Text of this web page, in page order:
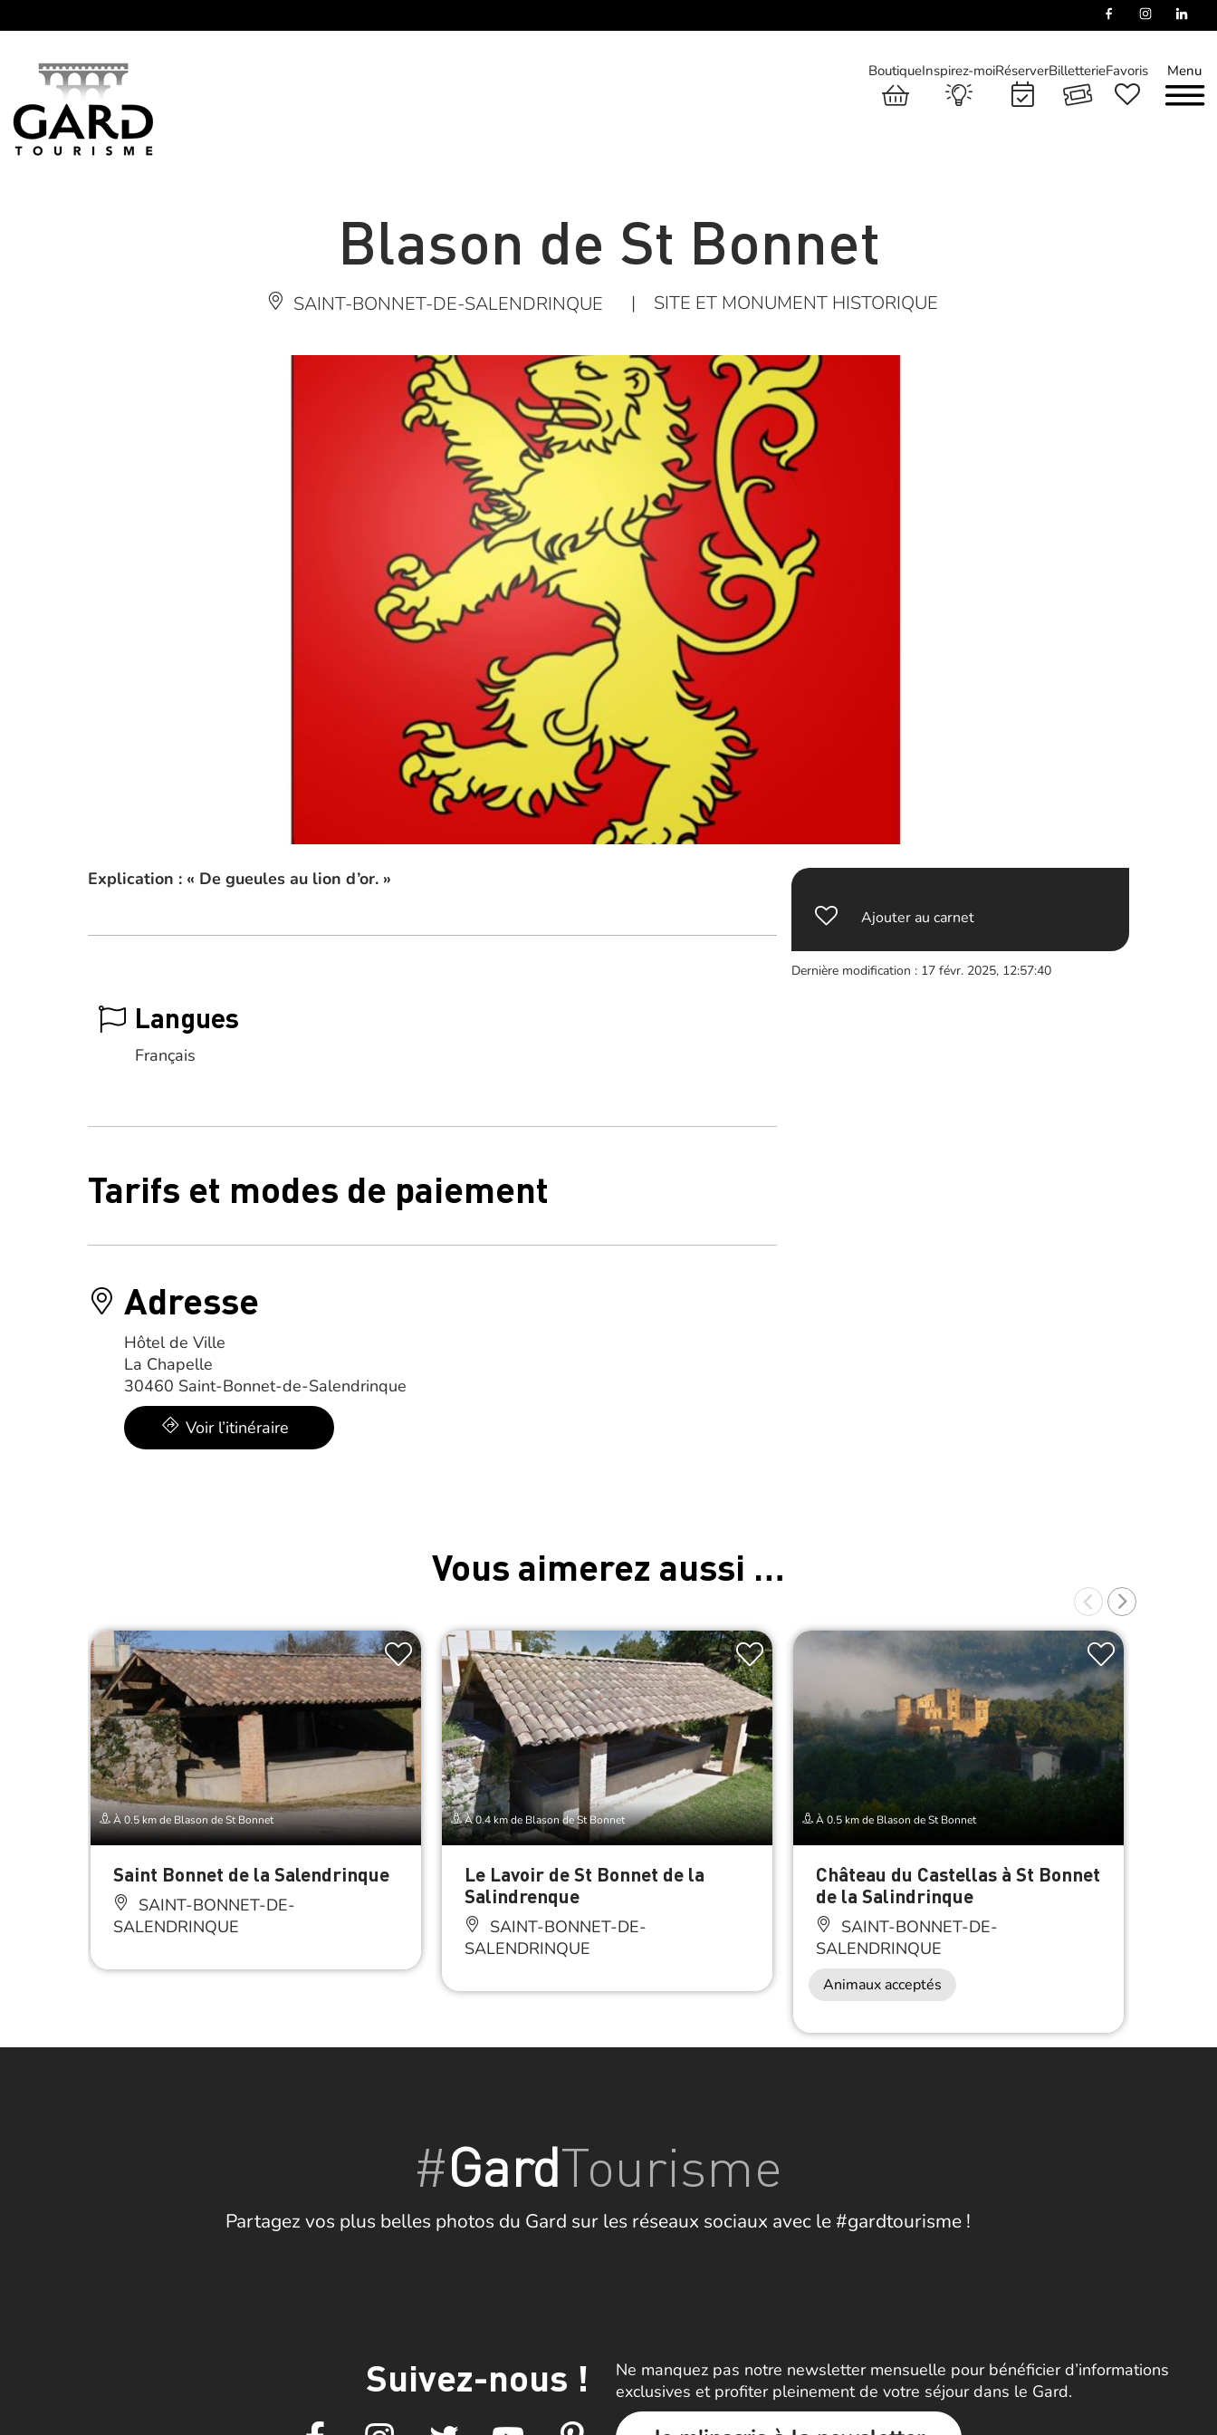
Menu
BoutiqueInspirez-moiRéserverBilletterieFavoris
Blason de St Bonnet
SAINT-BONNET-DE-SALENDRINQUE | SITE ET MONUMENT HISTORIQUE
Explication : « De gueules au lion d’or. »
Langues
Français
Tarifs et modes de paiement
Adresse
Hôtel de Ville
La Chapelle
30460 Saint-Bonnet-de-Salendrinque
Voir l’itinéraire
Ajouter au carnet
Dernière modification : 17 févr. 2025, 12:57:40
Vous aimerez aussi …
À 0.5 km de Blason de St Bonnet
Saint Bonnet de la Salendrinque
SAINT-BONNET-DE-
SALENDRINQUE
À 0.4 km de Blason de St Bonnet
Le Lavoir de St Bonnet de la
Salindrenque
SAINT-BONNET-DE-
SALENDRINQUE
À 0.5 km de Blason de St Bonnet
Château du Castellas à St Bonnet
de la Salindrinque
SAINT-BONNET-DE-
SALENDRINQUE
Animaux acceptés
#GardTourisme
Partagez vos plus belles photos du Gard sur les réseaux sociaux avec le #gardtourisme !
Suivez-nous !
Ne manquez pas notre newsletter mensuelle pour bénéficier d’informations
exclusives et profiter pleinement de votre séjour dans le Gard.